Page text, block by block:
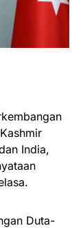
India,
Duta-